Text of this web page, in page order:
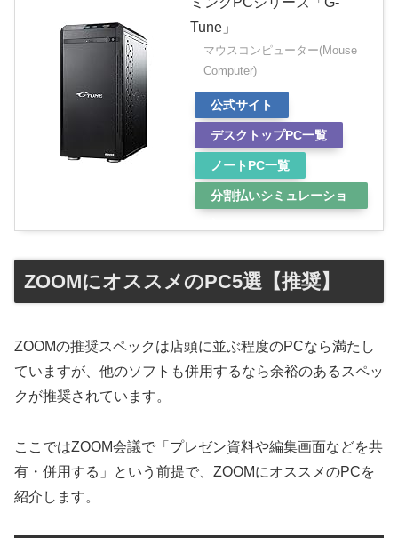
Tune」
マウスコンピューター(Mouse
Computer)
公式サイト
デスクトップPC一覧
ノートPC一覧
分割払いシミュレーショ
ZOOMにオススメのPC5選【推奨】
ZOOMの推奨スペックは店頭に並ぶ程度のPCなら満たし
ていますが、他のソフトも併用するなら余裕のあるスペッ
クが推奨されています。
ここではZOOM会議で「プレゼン資料や編集画面などを共
有・併用する」という前提で、ZOOMにオススメのPCを
紹介します。